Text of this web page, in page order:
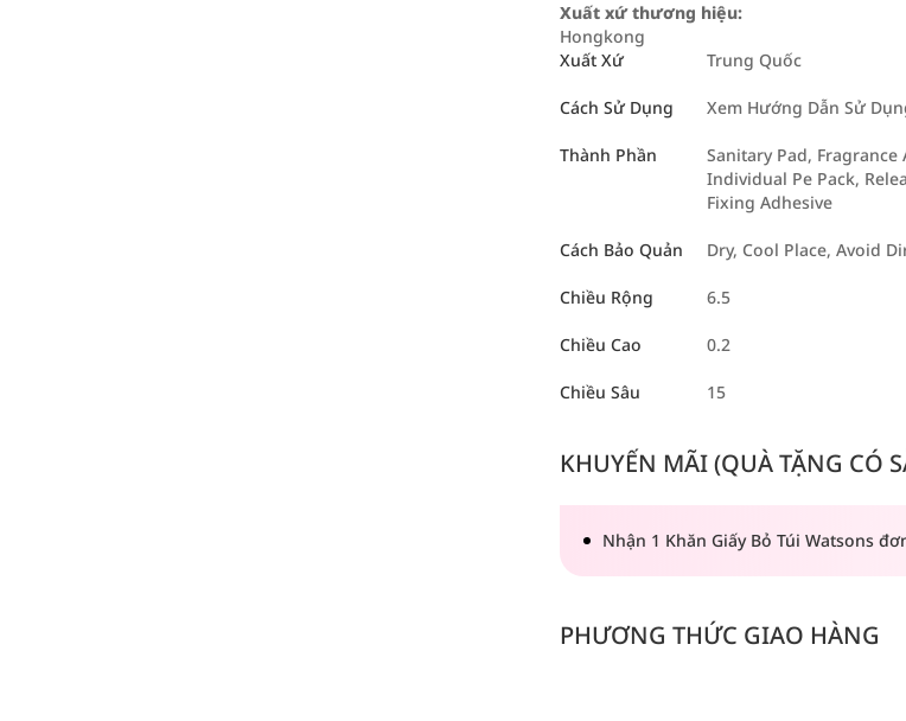
Xuất xứ thương hiệu:
Hongkong
Xuất Xứ
Trung Quốc
Cách Sử Dụng Xem Hướng Dẫn Sử
Thành Phần
Sanitary Pad, Fragrance
Individual Pe Pack,
Fixing Adhesive
Cách Bảo Quản Dry, Cool Place, Avoid
Chiều Rộng 6.5
Chiều Cao 0.2
Chiều Sâu 15
KHUYẾN MÃI (QUÀ TẶNG CÓ
Nhận 1 Khăn Giấy Bỏ Túi Watsons
PHƯƠNG THỨC GIAO HÀNG